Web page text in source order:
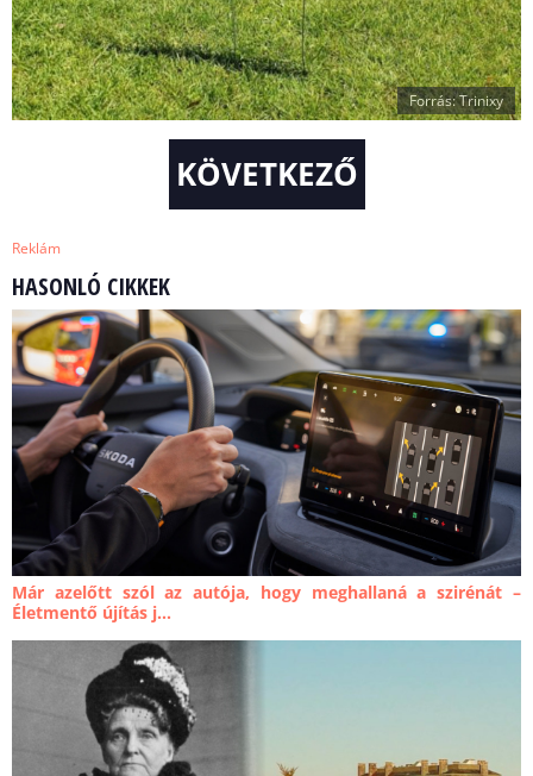
Forrás: Trinixy
KÖVETKEZŐ
Reklám
HASONLÓ CIKKEK
Már azelőtt szól az autója, hogy meghallaná a szirénát –
Életmentő újítás j...